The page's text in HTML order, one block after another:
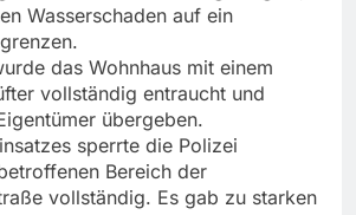
Wasserschaden auf ein
das Wohnhaus mit einem
vollständig entraucht und
übergeben.
sperrte die Polizei
Bereich der
vollständig. Es gab zu starken